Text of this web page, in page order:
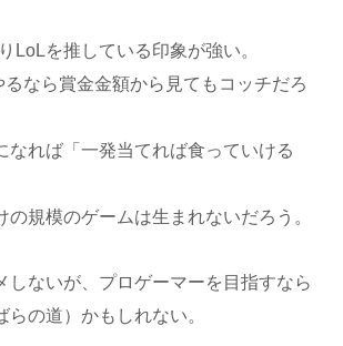
LoLを推している印象が強い。
なら賞金金額から見てもコッチだろ
なれば「一発当てれば食っていける
の規模のゲームは生まれないだろう。
しないが、プロゲーマーを目指すなら
の道）かもしれない。